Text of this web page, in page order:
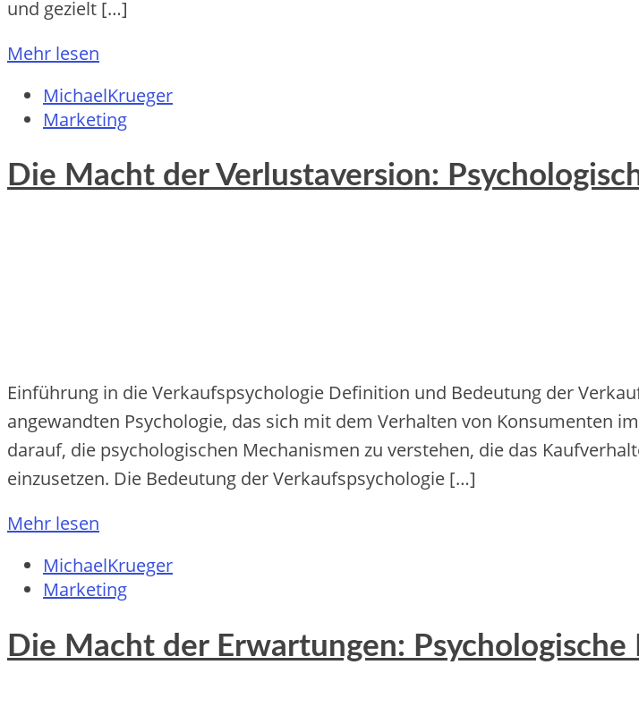
und gezielt […]
Mehr lesen
MichaelKrueger
Marketing
Die Macht der Verlustaversion:
Einführung in die Verkaufspsychologie Definition und Bedeutung der
angewandten Psychologie, das sich mit dem Verhalten von Konsumenten
darauf, die psychologischen Mechanismen zu verstehen, die das
einzusetzen. Die Bedeutung der Verkaufspsychologie […]
Mehr lesen
MichaelKrueger
Marketing
Die Macht der Erwartungen: